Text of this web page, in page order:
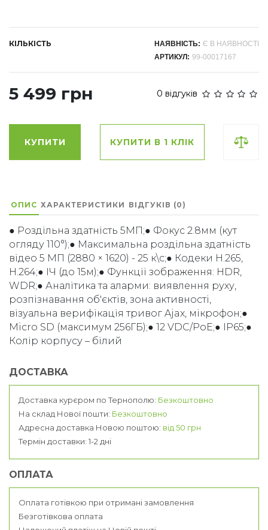
КІЛЬКІСТЬ НАЯВНІСТЬ: Є В НАЯВНОСТІ
АРТИКУЛ: 99-00017167
5 499 грн 0 відгуків
КУПИТИ КУПИТИ В 1 КЛІК
ОПИС ХАРАКТЕРИСТИКИ ВІДГУКІВ (0)
● Роздільна здатність 5МП;● Фокус 2.8мм (кут
огляду 110°);● Максимальна роздільна здатність
відео 5 МП (2880 × 1620) - 25 к\с;● Кодеки H.265,
H.264;● ІЧ (до 15м);● Функції зображення: HDR,
WDR;● Аналітика та аларми: виявлення руху,
розпізнавання об'єктів, зона активності,
візуальна верифікація тривог Ajax, мікрофон;●
Micro SD (максимум 256ГБ);● 12 VDC/PoE;● IP65;●
Колір корпусу – білий
ДОСТАВКА
Доставка курєром по Тернополю: Безкоштовно
На склад Нової пошти: Безкоштовно
Адресна доставка Новою поштою: від 50 грн
Термін доставки: 1-2 дні
ОПЛАТА
Оплата готівкою при отримані замовлення
Безготівкова оплата